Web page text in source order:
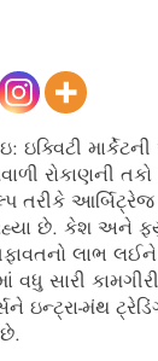
ઇક્વિટી
રોકાણની તકો
તરીકે
છે. કેશ અને
લાભ
વધુ સારી
ઇન્ટ્રા-મંથ